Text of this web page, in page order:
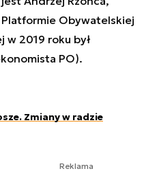
Obywatelskiej
w 2019 roku był
PO).
Zmiany w radzie
Reklama